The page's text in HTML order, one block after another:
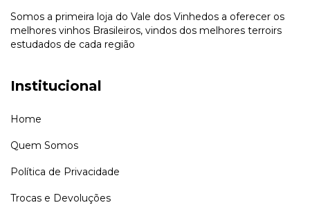
Somos a primeira loja do Vale dos Vinhedos a oferecer os
melhores vinhos Brasileiros, vindos dos melhores terroirs
estudados de cada região
Institucional
Home
Quem Somos
Política de Privacidade
Trocas e Devoluções